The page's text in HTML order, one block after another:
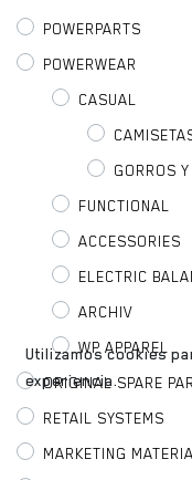
POWERPARTS
POWERWEAR
CASUAL
GORROS
FUNCTIONAL
ACCESSORIES
ELECTRIC
ARCHIV
WP APPAREL
ORIGINAL SPARE
RETAIL SYSTEMS
MARKETING
Utilizamos cookies
experiencia.